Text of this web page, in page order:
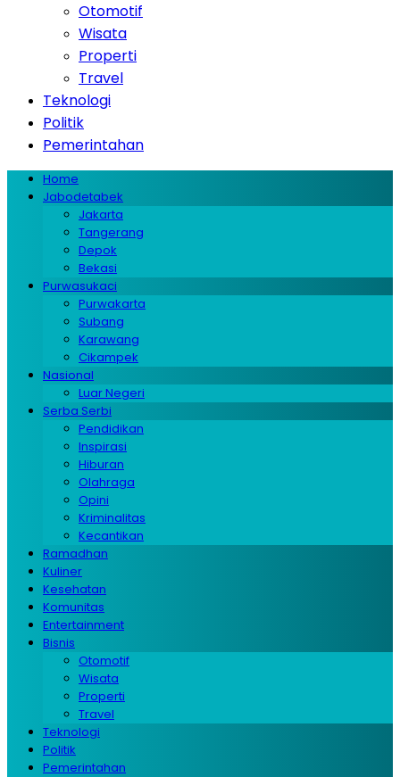
Otomotif
Wisata
Properti
Travel
Teknologi
Politik
Pemerintahan
Home
Jabodetabek
Jakarta
Tangerang
Depok
Bekasi
Purwasukaci
Purwakarta
Subang
Karawang
Cikampek
Nasional
Luar Negeri
Serba Serbi
Pendidikan
Inspirasi
Hiburan
Olahraga
Opini
Kriminalitas
Kecantikan
Ramadhan
Kuliner
Kesehatan
Komunitas
Entertainment
Bisnis
Otomotif
Wisata
Properti
Travel
Teknologi
Politik
Pemerintahan